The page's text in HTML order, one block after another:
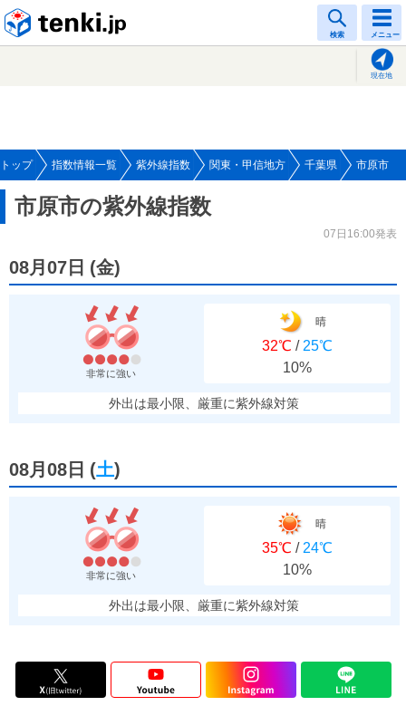
検索 メニュー
現在地
トップ 指数情報一覧 紫外線指数 関東・甲信地方 千葉県 市原市
市原市の紫外線指数
07日16:00発表
08月07日 (金)
非常に強い
晴
32℃ / 25℃
10%
外出は最小限、厳重に紫外線対策
08月08日 (土)
非常に強い
晴
35℃ / 24℃
10%
外出は最小限、厳重に紫外線対策